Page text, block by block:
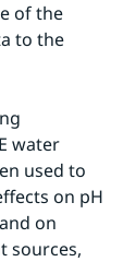
of the
to the
water
used to
on pH
on
sources,